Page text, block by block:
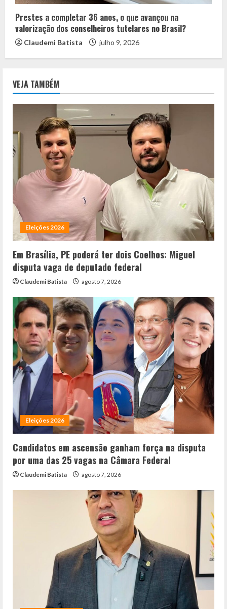
Prestes a completar 36 anos, o que avançou na
valorização dos conselheiros tutelares no Brasil?
Claudemi Batista julho 9, 2026
VEJA TAMBÉM
Eleições 2026
Em Brasília, PE poderá ter dois Coelhos: Miguel
disputa vaga de deputado federal
Claudemi Batista agosto 7, 2026
Eleições 2026
Candidatos em ascensão ganham força na disputa
por uma das 25 vagas na Câmara Federal
Claudemi Batista agosto 7, 2026